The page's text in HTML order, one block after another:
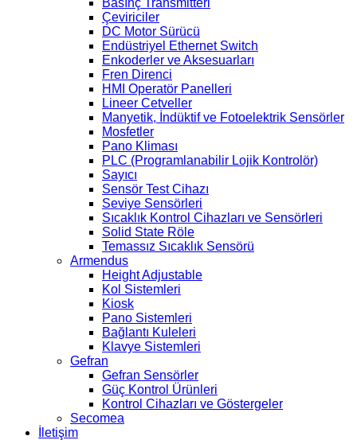
Çeviriciler
DC Motor Sürücü
Endüstriyel Ethernet Switch
Enkoderler ve Aksesuarları
Fren Direnci
HMI Operatör Panelleri
Lineer Cetveller
Manyetik, İndüktif ve Fotoelektrik Sensörler
Mosfetler
Pano Kliması
PLC (Programlanabilir Lojik Kontrolör)
Sayıcı
Sensör Test Cihazı
Seviye Sensörleri
Sıcaklık Kontrol Cihazları ve Sensörleri
Solid State Röle
Temassız Sıcaklık Sensörü
Armendus
Height Adjustable
Kol Sistemleri
Kiosk
Pano Sistemleri
Bağlantı Kuleleri
Klavye Sistemleri
Gefran
Gefran Sensörler
Güç Kontrol Ürünleri
Kontrol Cihazları ve Göstergeler
Secomea
İletişim